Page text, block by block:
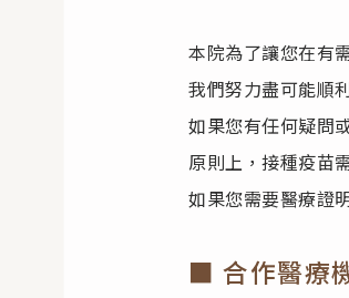
本院為了讓您在有
我們努力盡可能順
如果您有任何疑問
原則上，接種疫苗
如果您需要醫療證
■ 合作醫療